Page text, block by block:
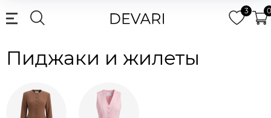
3 0
Пиджаки и жилеты